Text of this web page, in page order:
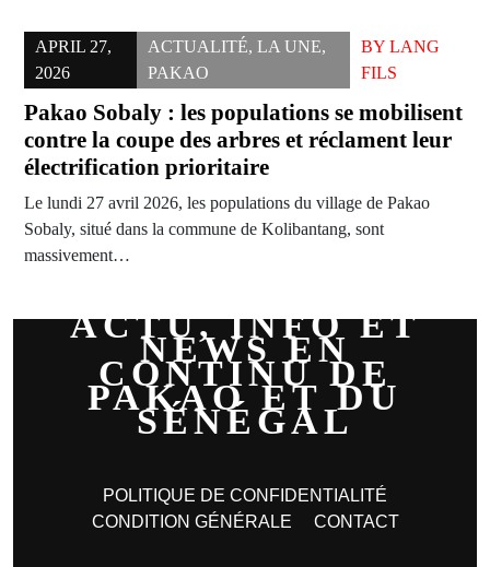
APRIL 27,
2026
ACTUALITÉ,LA UNE,
PAKAO
BYLANG
FILS
Pakao Sobaly : les populations se mobilisent
contre la coupe des arbres et réclament leur
électrification prioritaire
Le lundi 27 avril 2026, les populations du village de Pakao
Sobaly, situé dans la commune de Kolibantang, sont
massivement…
ACTU, INFO ET
NEWS EN
CONTINU DE
PAKAO ET DU
SÉNÉGAL
POLITIQUE DE CONFIDENTIALITÉ
CONDITION GÉNÉRALE
CONTACT